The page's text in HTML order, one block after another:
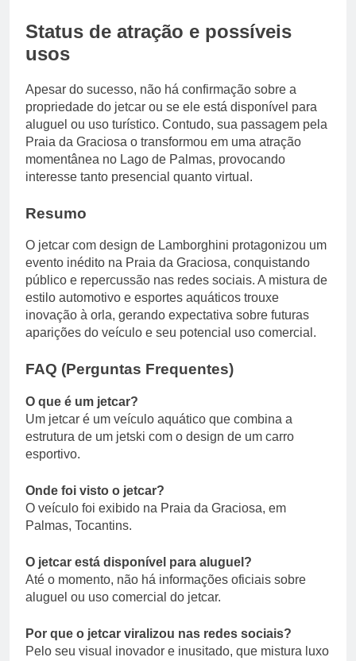
Status de atração e possíveis
usos
Apesar do sucesso, não há confirmação sobre a
propriedade do jetcar ou se ele está disponível para
aluguel ou uso turístico. Contudo, sua passagem pela
Praia da Graciosa o transformou em uma atração
momentânea no Lago de Palmas, provocando
interesse tanto presencial quanto virtual.
Resumo
O jetcar com design de Lamborghini protagonizou um
evento inédito na Praia da Graciosa, conquistando
público e repercussão nas redes sociais. A mistura de
estilo automotivo e esportes aquáticos trouxe
inovação à orla, gerando expectativa sobre futuras
aparições do veículo e seu potencial uso comercial.
FAQ (Perguntas Frequentes)
O que é um jetcar?
Um jetcar é um veículo aquático que combina a
estrutura de um jetski com o design de um carro
esportivo.
Onde foi visto o jetcar?
O veículo foi exibido na Praia da Graciosa, em
Palmas, Tocantins.
O jetcar está disponível para aluguel?
Até o momento, não há informações oficiais sobre
aluguel ou uso comercial do jetcar.
Por que o jetcar viralizou nas redes sociais?
Pelo seu visual inovador e inusitado, que mistura luxo